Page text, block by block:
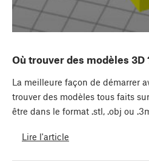
Où trouver des modèles 3D
La meilleure façon de démarrer
trouver des modèles tous faits
être dans le format .stl, .obj ou
Lire l'article